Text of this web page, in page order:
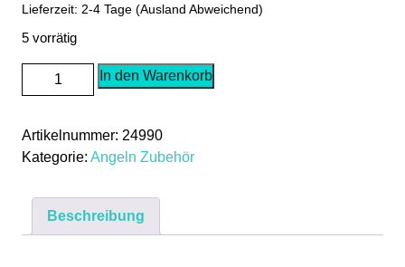
Lieferzeit: 2-4 Tage (Ausland Abweichend)
5 vorrätig
Stk
Larve
5cm
Libellenlarve
Köder
In den Warenkorb
Artikelnummer: 24990
Kategorie: Angeln Zubehör
Beschreibung